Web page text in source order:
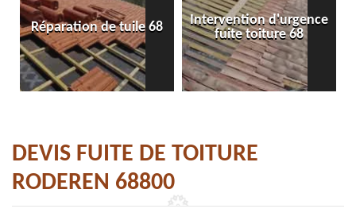
Réparation de tuile 68
Intervention d'urgence
fuite toiture 68
DEVIS FUITE DE TOITURE
RODEREN 68800